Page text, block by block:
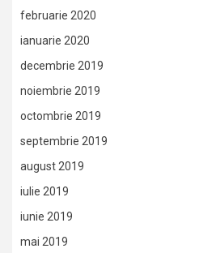
februarie 2020
ianuarie 2020
decembrie 2019
noiembrie 2019
octombrie 2019
septembrie 2019
august 2019
iulie 2019
iunie 2019
mai 2019